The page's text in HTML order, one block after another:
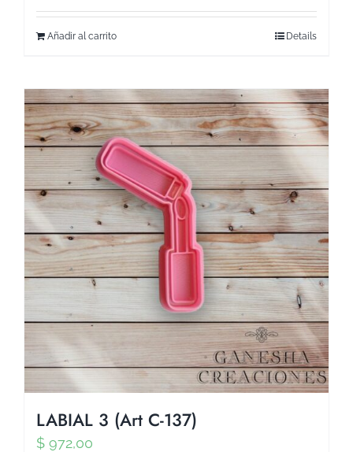
Añadir al carrito Details
LABIAL 3 (Art C-137)
$ 972,00